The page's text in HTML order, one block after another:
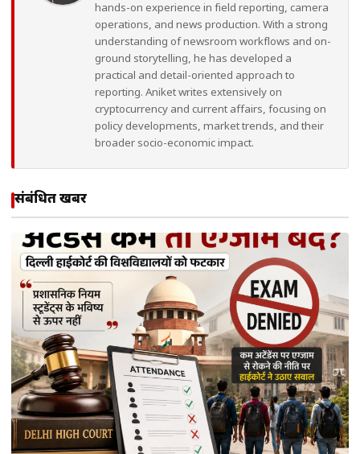
hands-on experience in field reporting, camera
operations, and news production. With a strong
understanding of newsroom workflows and on-
ground storytelling, he has developed a
practical and detail-oriented approach to
reporting. Aniket writes extensively on
cryptocurrency and current affairs, focusing on
policy developments, market trends, and their
broader socio-economic impact.
संबंधित खबरें